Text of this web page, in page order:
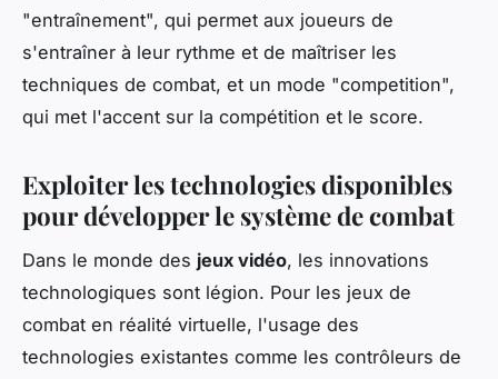
"entraînement", qui permet aux joueurs de
s'entraîner à leur rythme et de maîtriser les
techniques de combat, et un mode "competition",
qui met l'accent sur la compétition et le score.
Exploiter les technologies disponibles
pour développer le système de combat
Dans le monde des jeux vidéo, les innovations
technologiques sont légion. Pour les jeux de
combat en réalité virtuelle, l'usage des
technologies existantes comme les contrôleurs de